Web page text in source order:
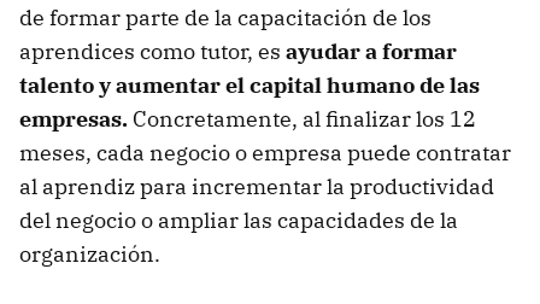
de formar parte de la capacitación de los
aprendices como tutor, es ayudar a formar
talento y aumentar el capital humano de las
empresas. Concretamente, al finalizar los 12
meses, cada negocio o empresa puede contratar
al aprendiz para incrementar la productividad
del negocio o ampliar las capacidades de la
organización.